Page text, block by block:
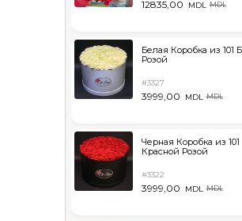
12835,00 MDL MDL
Белая Коробка из 101
Розой
#3327
3999,00 MDL MDL
Черная Коробка из 101
Красной Розой
#3322
3999,00 MDL MDL